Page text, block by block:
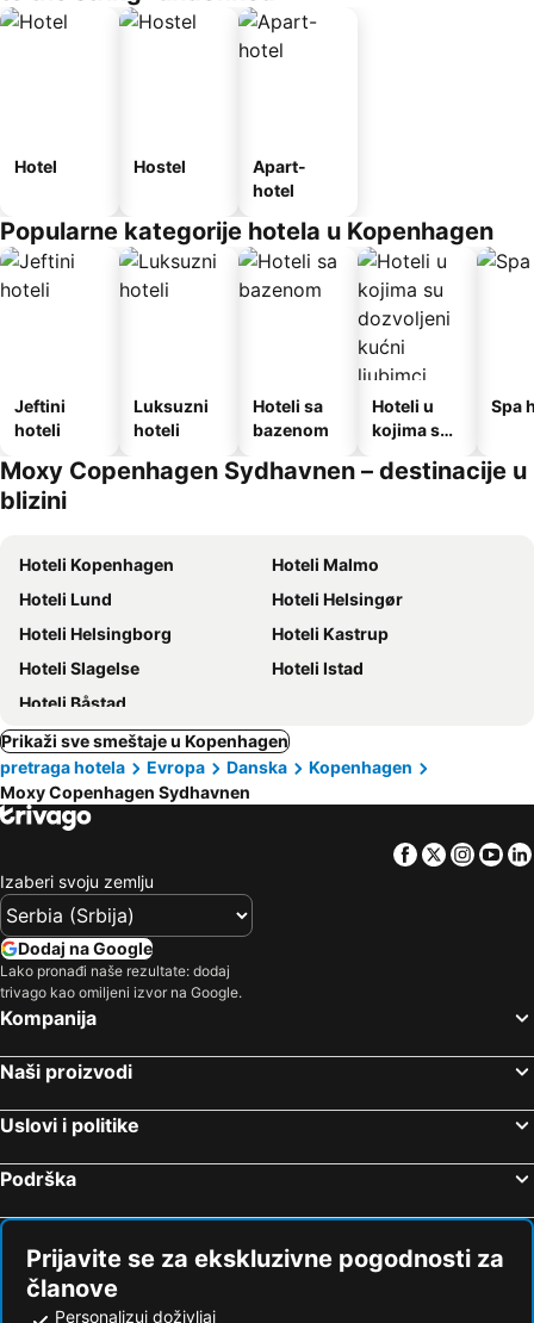
Hotel Hostel
Apart-
hotel
Popularne kategorije hotela u Kopenhagen
Jeftini
hoteli
Luksuzni
hoteli
Hoteli sa
bazenom
Hoteli u
kojima su
kućni
Spa
Moxy Copenhagen Sydhavnen – destinacije u
blizini
Hoteli Kopenhagen
Hoteli Malmo
Hoteli Lund
Hoteli Helsingør
Hoteli Helsingborg
Hoteli Kastrup
Hoteli Slagelse
Hoteli Istad
Hoteli Båstad
Prikaži sve smeštaje u Kopenhagen
pretraga hotela
Evropa Danska
Kopenhagen
Moxy Copenhagen Sydhavnen
Facebook
Twitter
Izaberi svoju zemlju
Dodaj na Google
Lako pronađi naše rezultate: dodaj
trivago kao omiljeni izvor na Google.
Kompanija
Naši proizvodi
Uslovi i politike
Podrška
Prijavite se za ekskluzivne pogodnosti za
članove
Personalizuj doživljaj